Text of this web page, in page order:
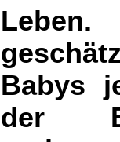
Leben.
Babys
der